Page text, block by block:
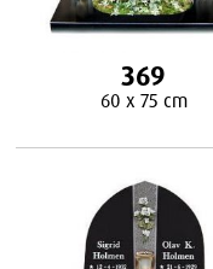
369
60 x 75 cm